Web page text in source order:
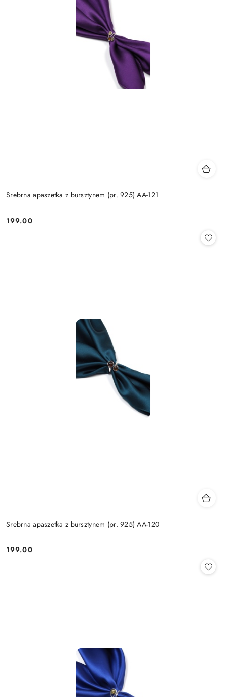
Srebrna apaszetka z bursztynem (pr. 925) AA-121
Cena:
199.00
Srebrna apaszetka z bursztynem (pr. 925) AA-120
Cena:
199.00